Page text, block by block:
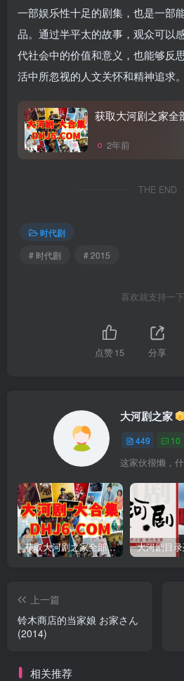
一部娱乐性十足的剧集，也是一部
品。通过半平太的故事，观众可以
代社会中的价值和意义，也能够反
活中所忽视的人文关怀和精神追求。
获取大河剧之家全
2年前
THE END
时代剧
# 时代剧
# 2015
喜欢就支持一
点赞15 分享
大河剧之家
449 10
这家伙很懒，
获取大河剧之家全部资源
上一篇
铃木商店的当家娘 お家さん
(2014)
相关推荐